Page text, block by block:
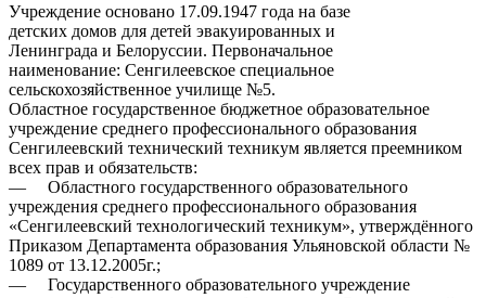
Учреждение основано 17.09.1947 года на базе
детских домов для детей эвакуированных и
Ленинграда и Белоруссии. Первоначальное
наименование: Сенгилеевское специальное
сельскохозяйственное училище №5.
Областное государственное бюджетное образовательное
учреждение среднего профессионального образования
Сенгилеевский технический техникум является преемником
всех прав и обязательств:
— Областного государственного образовательного
учреждения среднего профессионального образования
«Сенгилеевский технологический техникум», утверждённого
Приказом Департамента образования Ульяновской области №
1089 от 13.12.2005г.;
— Государственного образовательного учреждение